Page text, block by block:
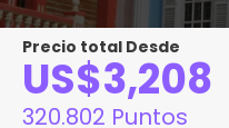
Precio total Desde
US$3,208
320.802 Puntos